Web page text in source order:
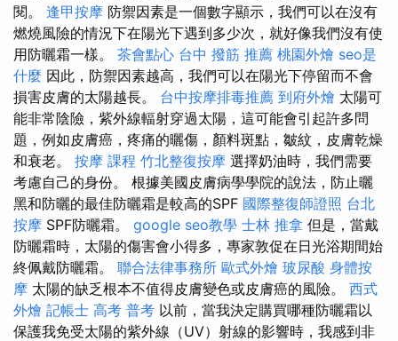
閱。 逢甲按摩 防禦因素是一個數字顯示，我們可以在沒有
燃燒風險的情況下在陽光下遇到多少次，就好像我們沒有使
用防曬霜一樣。 茶會點心 台中 撥筋 推薦 桃園外燴 seo是
什麼 因此，防禦因素越高，我們可以在陽光下停留而不會
損害皮膚的太陽越長。 台中按摩排毒推薦 到府外燴 太陽可
能非常陰險，紫外線輻射穿過太陽，這可能會引起許多問
題，例如皮膚癌，疼痛的曬傷，顏料斑點，皺紋，皮膚乾燥
和衰老。 按摩 課程 竹北整復按摩 選擇奶油時，我們需要
考慮自己的身份。 根據美國皮膚病學學院的說法，防止曬
黑和防曬的最佳防曬霜是較高的SPF 國際整復師證照 台北
按摩 SPF防曬霜。 google seo教學 士林 推拿 但是，當戴
防曬霜時，太陽的傷害會小得多，專家敦促在日光浴期間始
終佩戴防曬霜。 聯合法律事務所 歐式外燴 玻尿酸 身體按
摩 太陽的缺乏根本不值得皮膚變色或皮膚癌的風險。 西式
外燴 記帳士 高考 普考 以前，當我決定購買哪種防曬霜以
保護我免受太陽的紫外線（UV）射線的影響時，我感到非